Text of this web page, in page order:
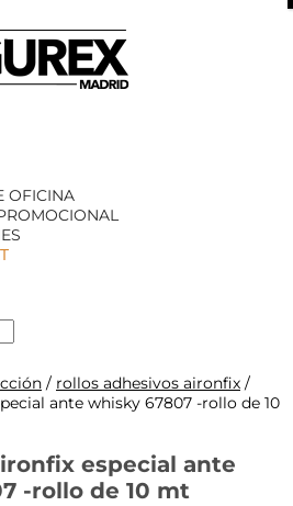
OFICINA
/ rollos adhesivos aironfix /
ante whisky 67807 -rollo de 10
especial ante
-rollo de 10 mt